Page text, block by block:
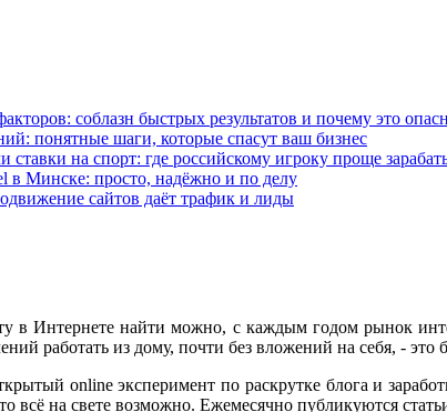
соблазн быстрых результатов и почему это
понятные шаги, которые спасут ваш бизнес
на спорт: где российскому игроку проще
в Минске: просто, надёжно и по делу
сайтов даёт трафик и лиды
в Интернете найти можно, с каждым годом рынок
работать из дому, почти без вложений на себя, - это
online эксперимент по раскрутке блога и
всё на свете возможно. Ежемесячно публикуются